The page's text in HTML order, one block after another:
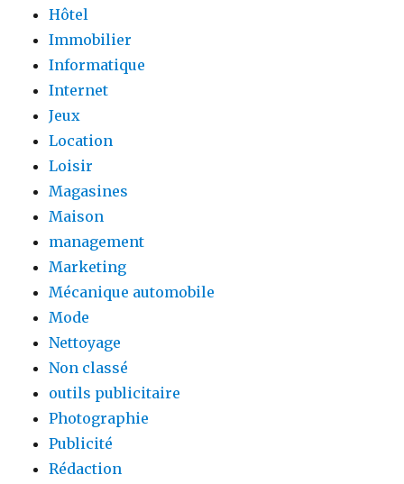
Hôtel
Immobilier
Informatique
Internet
Jeux
Location
Loisir
Magasines
Maison
management
Marketing
Mécanique automobile
Mode
Nettoyage
Non classé
outils publicitaire
Photographie
Publicité
Rédaction